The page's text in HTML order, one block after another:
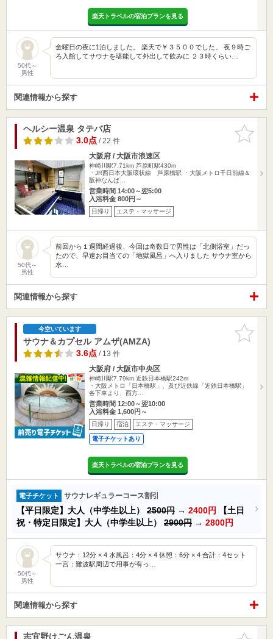
楽天トラベルの宿泊プランを見る
50代～
男性
金曜日の夜に1泊しました。 楽天で￥３５００でした。 夜９時ご
ろ入館してサウナを堪能して外出して飲みに ２３時くらい…
関連情報から探す
お気に入
りに追加
ヘルシー温泉 タテバ店
3.0点/ 22 件
大阪府 / 大阪市浪速区
神崎川駅7.71km 芦原町駅430m
・JR西日本大阪環状線 芦原橋駅 ・大阪メトロ千日前線＆
阪神なんば…
営業時間 14:00～翌5:00
入浴料金 800円～
日帰り エステ・マッサージ
50代～
男性
前回から１週間経過後、今回は奇数日で男性は「北側浴室」だっ
たので、早速お目当ての「地獄風呂」へ入りました サウナ室から
水…
関連情報から探す
お気に入
りに追加
今空いています
サウナ＆カプセル アムザ(AMZA)
3.6点/ 13 件
大阪府 / 大阪市中央区
神崎川駅7.79km 近鉄日本橋駅242m
・大阪メトロ「日本橋駅」、及び近鉄線「近鉄日本橋駅」
各下車より、西方…
営業時間 12:00～翌10:00
入浴料金 1,600円～
日帰り 宿泊 エステ・マッサージ
電子チケットあり
楽天トラベルの宿泊プランを見る
電子チケット サウナレギュラーコース割引
【平日限定】大人（中学生以上） 2500円 → 2400円
【土日
祝・特定日限定】大人（中学生以上） 2900円 → 2800円
50代～
男性
サウナ：12分 × 4 水風呂：4分 × 4 休憩：6分 × 4 合計：4セット
一言：難波駅周辺で用事が有っ…
関連情報から探す
お気に入
志宜野けごん温泉